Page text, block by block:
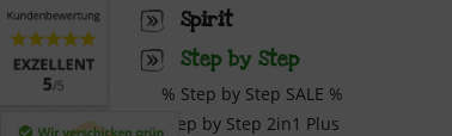
Spirit
Step by Step
% Step by Step SALE %
Step by Step 2in1 Plus